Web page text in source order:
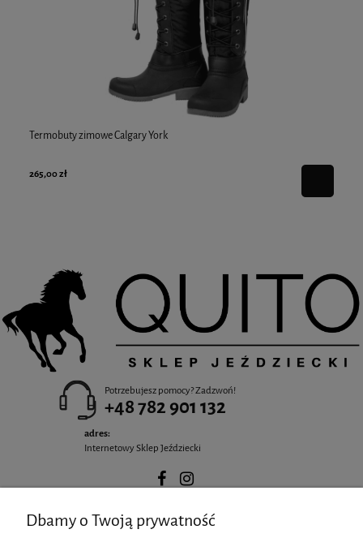
Termobuty zimowe Calgary York
265,00 zł
Potrzebujesz pomocy? Zadzwoń!
+48 782 901 132
adres:
Internetowy Sklep Jeździecki
Dbamy o Twoją prywatność